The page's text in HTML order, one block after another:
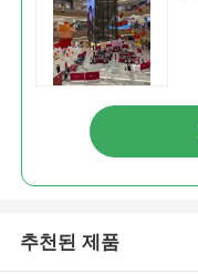
추천된 제품